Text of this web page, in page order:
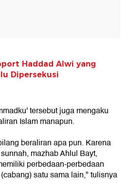
Haddad Alwi yang
Dipersekusi
tersebut juga mengaku
Islam manapun.
beraliran apa pun. Karena
mazhab Ahlul Bayt,
perbedaan-perbedaan
satu sama lain," tulisnya